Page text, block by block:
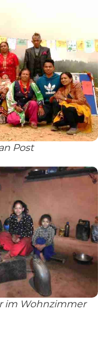
Post
im Wohnzimmer